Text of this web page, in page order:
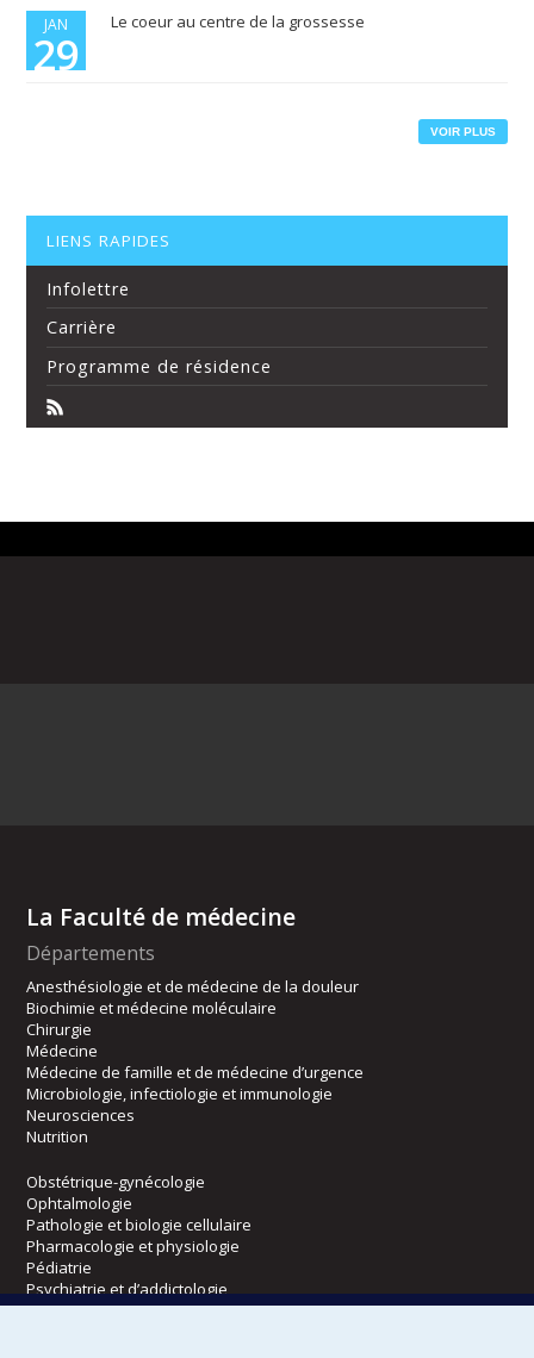
JAN
29
Le coeur au centre de la grossesse
VOIR PLUS
LIENS RAPIDES
Infolettre
Carrière
Programme de résidence
La Faculté de médecine
Départements
Anesthésiologie et de médecine de la douleur
Biochimie et médecine moléculaire
Chirurgie
Médecine
Médecine de famille et de médecine d’urgence
Microbiologie, infectiologie et immunologie
Neurosciences
Nutrition
Obstétrique-gynécologie
Ophtalmologie
Pathologie et biologie cellulaire
Pharmacologie et physiologie
Pédiatrie
Psychiatrie et d’addictologie
Radiologie, radio-oncologie et médecine nucléaire